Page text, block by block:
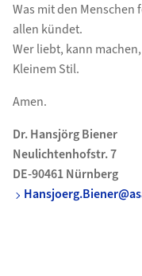
Was mit den
allen kündet.
Wer liebt, kann
Kleinem Stil.
Amen.
Dr. Hansjörg Biener
Neulichtenhofstr. 7
DE-90461 Nürnberg